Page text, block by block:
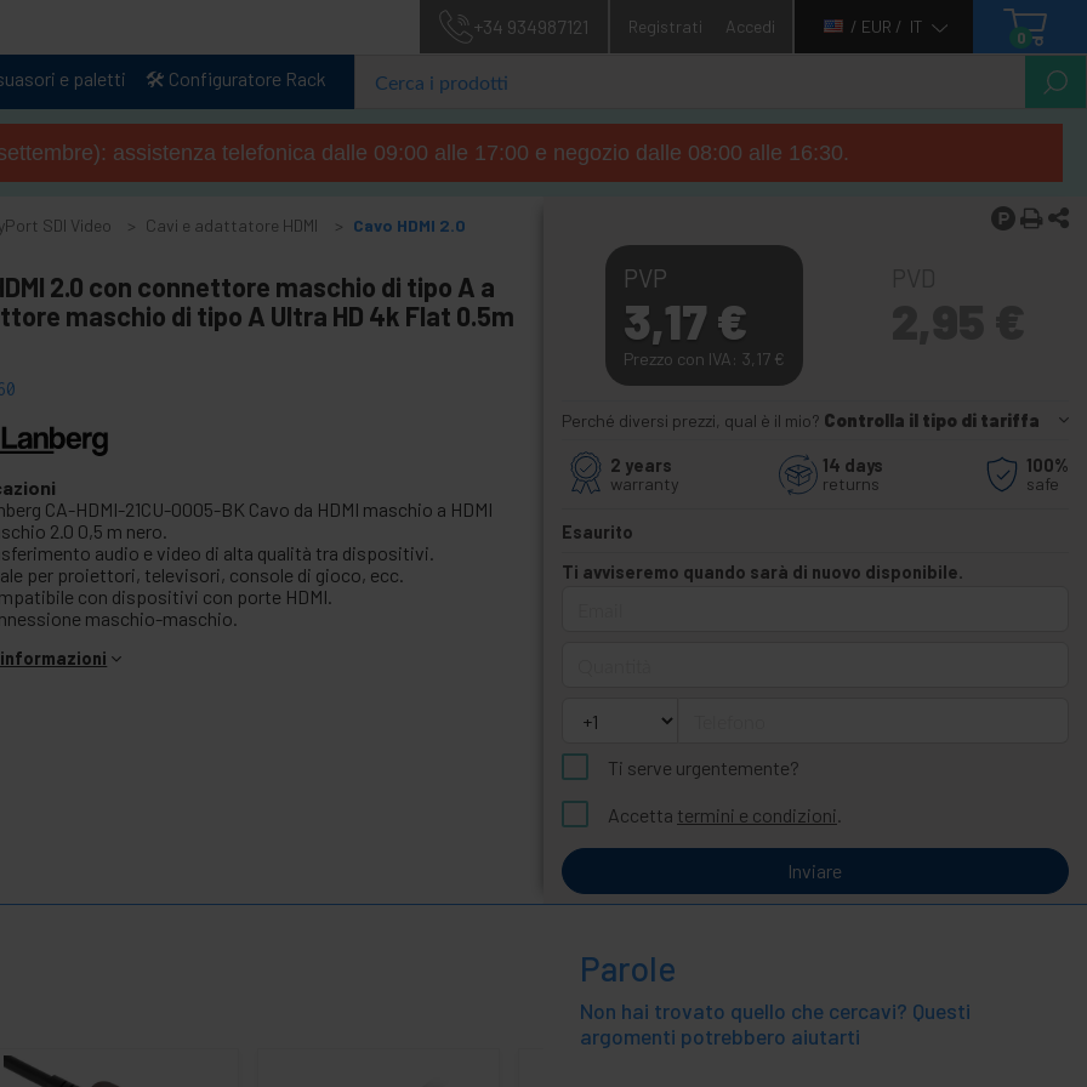
+34 934987121 Registrati Accedi / EUR / IT
0
e paletti 🛠️ Configuratore Rack
assistenza telefonica dalle 09:00 alle 17:00 e negozio dalle 08:00 alle 16:30.
SDI Video Cavi e adattatore HDMI
Cavo HDMI 2.0
2.0 con connettore maschio di tipo A a
maschio di tipo A Ultra HD 4k Flat 0.5m
CA-HDMI-21CU-0005-BK Cavo da HDMI maschio a HDMI
2.0 0,5 m nero.
audio e video di alta qualità tra dispositivi.
per proiettori, televisori, console di gioco, ecc.
con dispositivi con porte HDMI.
maschio-maschio.
PVP
3,17 €
Prezzo con IVA: 3,17 €
Perché diversi prezzi, qual è il mio? Controlla il tipo di tariffa
2 years
warranty
14 days
returns
100%
safe
Esaurito
Ti avviseremo quando sarà di nuovo disponibile.
Ti serve urgentemente?
Accetta termini e condizioni.
Inviare
Parole
Non hai trovato quello che cercavi? Questi
argomenti potrebbero aiutarti